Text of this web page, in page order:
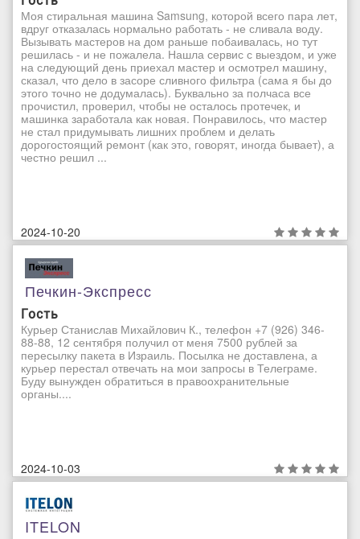
Моя стиральная машина Samsung, которой всего пара лет,
вдруг отказалась нормально работать - не сливала воду.
Вызывать мастеров на дом раньше побаивалась, но тут
решилась - и не пожалела. Нашла сервис с выездом, и уже
на следующий день приехал мастер и осмотрел машину,
сказал, что дело в засоре сливного фильтра (сама я бы до
этого точно не додумалась). Буквально за полчаса все
прочистил, проверил, чтобы не осталось протечек, и
машинка заработала как новая. Понравилось, что мастер
не стал придумывать лишних проблем и делать
дорогостоящий ремонт (как это, говорят, иногда бывает), а
честно решил ...
2024-10-20
Печкин-Экспресс
Гость
Курьер Станислав Михайлович К., телефон +7 (926) 346-
88-88, 12 сентября получил от меня 7500 рублей за
пересылку пакета в Израиль. Посылка не доставлена, а
курьер перестал отвечать на мои запросы в Телеграме.
Буду вынужден обратиться в правоохранительные
органы....
2024-10-03
ITELON